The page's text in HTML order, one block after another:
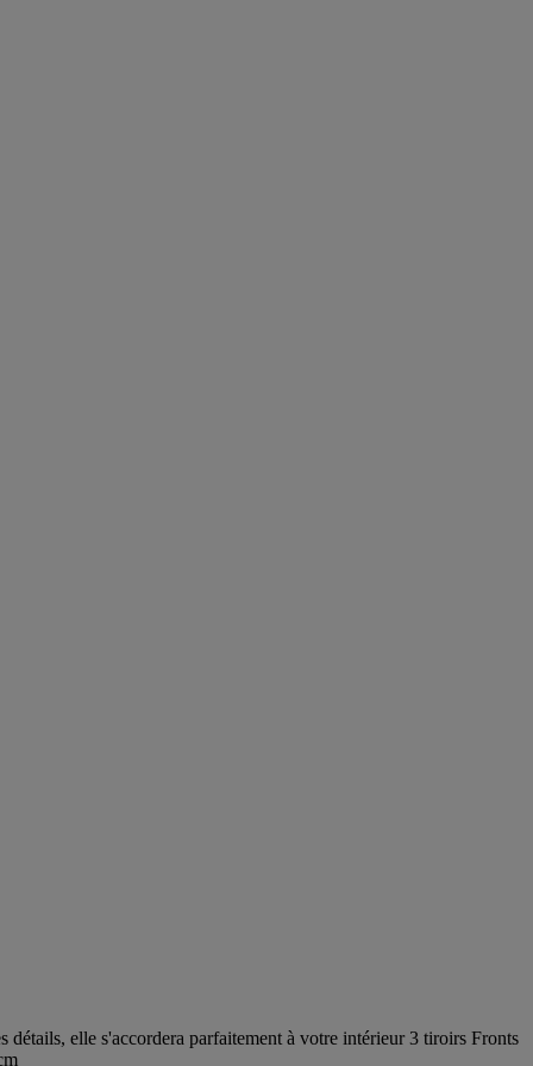
détails, elle s'accordera parfaitement à votre intérieur 3 tiroirs Fronts